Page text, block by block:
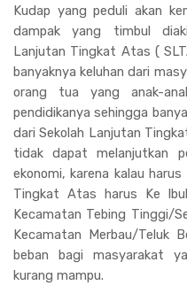
Kudap yang peduli akan
dampak yang timbul
Lanjutan Tingkat Atas (
banyaknya keluhan dari
orang tua yang anak-
pendidikanya sehingga
dari Sekolah Lanjutan
tidak dapat melanjutkan
ekonomi, karena kalau
Tingkat Atas harus Ke
Kecamatan Tebing Tinggi/
Kecamatan Merbau/Teluk
beban bagi masyarakat
kurang mampu.